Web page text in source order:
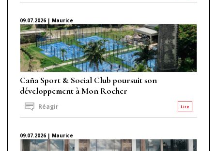
09.07.2026 | Maurice
Caña Sport & Social Club poursuit son
développement à Mon Rocher
Lire
Réagir
09.07.2026 | Maurice